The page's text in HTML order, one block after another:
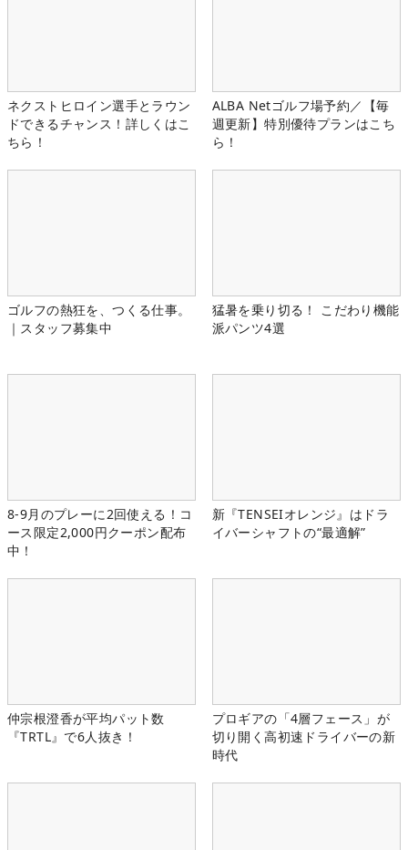
ネクストヒロイン選手とラウン
ドできるチャンス！詳しくはこ
ちら！
ALBA Netゴルフ場予約／【毎
週更新】特別優待プランはこち
ら！
ゴルフの熱狂を、つくる仕事。
｜スタッフ募集中
猛暑を乗り切る！ こだわり機能
派パンツ4選
8-9月のプレーに2回使える！コ
ース限定2,000円クーポン配布
中！
新『TENSEIオレンジ』はドラ
イバーシャフトの“最適解”
仲宗根澄香が平均パット数
『TRTL』で6人抜き！
プロギアの「4層フェース」が
切り開く高初速ドライバーの新
時代